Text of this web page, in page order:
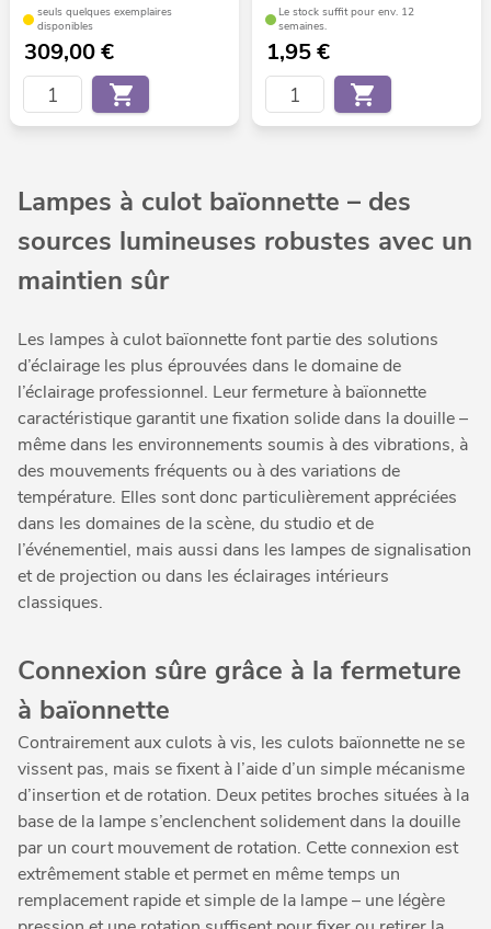
seuls quelques exemplaires
disponibles
309,00€
Le stock suffit pour env. 12
semaines.
1,95€
Lampes à culot baïonnette – des
sources lumineuses robustes avec un
maintien sûr
Les lampes à culot baïonnette font partie des solutions
d’éclairage les plus éprouvées dans le domaine de
l’éclairage professionnel. Leur fermeture à baïonnette
caractéristique garantit une fixation solide dans la douille –
même dans les environnements soumis à des vibrations, à
des mouvements fréquents ou à des variations de
température. Elles sont donc particulièrement appréciées
dans les domaines de la scène, du studio et de
l’événementiel, mais aussi dans les lampes de signalisation
et de projection ou dans les éclairages intérieurs
classiques.
Connexion sûre grâce à la fermeture
à baïonnette
Contrairement aux culots à vis, les culots baïonnette ne se
vissent pas, mais se fixent à l’aide d’un simple mécanisme
d’insertion et de rotation. Deux petites broches situées à la
base de la lampe s’enclenchent solidement dans la douille
par un court mouvement de rotation. Cette connexion est
extrêmement stable et permet en même temps un
remplacement rapide et simple de la lampe – une légère